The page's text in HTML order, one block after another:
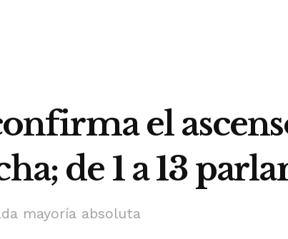
el
de 1 a 13
mayoría absoluta